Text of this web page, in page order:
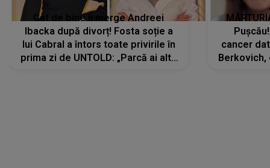
Cât de bine îi merge Andreei
Ibacka după divorț! Fosta soție a
lui Cabral a întors toate privirile în
prima zi de UNTOLD: „Parcă ai altă
cancer